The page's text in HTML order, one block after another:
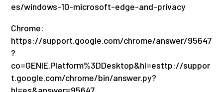
es/windows-10-microsoft-edge-and-privacy
Chrome:
https://support.google.com/chrome/answer/95647
?
co=GENIE.Platform%3DDesktop&hl=esttp://suppor
t.google.com/chrome/bin/answer.py?